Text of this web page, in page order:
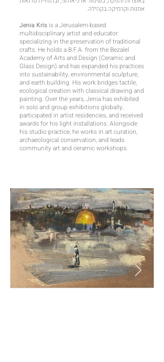
אמנות וקרמיקה בקהילה.
Jenia Kris is a Jerusalem-based
multidisciplinary artist and educator
specializing in the preservation of traditional
crafts. He holds a B.F.A. from the Bezalel
Academy of Arts and Design (Ceramic and
Glass Design) and has expanded his practices
into sustainability, environmental sculpture,
and earth building. His work bridges tactile,
ecological creation with classical drawing and
painting. Over the years, Jenia has exhibited
in solo and group exhibitions globally,
participated in artist residencies, and received
awards for his light installations. Alongside
his studio practice, he works in art curation,
archaeological conservation, and leads
community art and ceramic workshops.